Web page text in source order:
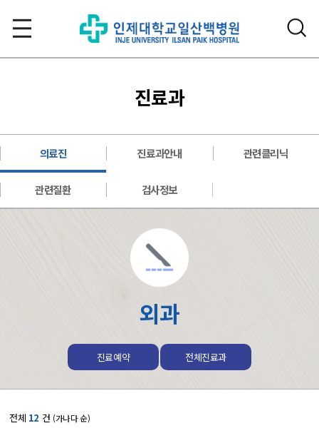
진료과
의료진 진료과안내 관련클리닉
관련질환 검사정보
외과
진료예약 전체진료과
전체 12 건 (가나다 순)